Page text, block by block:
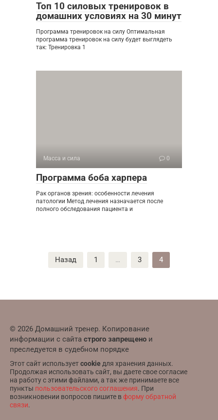
Топ 10 силовых тренировок в
домашних условиях на 30 минут
Программа тренировок на силу Оптимальная
программа тренировок на силу будет выглядеть
так: Тренировка 1
Масса и сила 0
Программа боба харпера
Рак органов зрения: особенности лечения
патологии Метод лечения назначается после
полного обследования пациента и
Назад 1 … 3 4
© 2026 Домашний тренер. Копирование
информации с сайта строго запрещено и
преследуется в судебном порядке
Этот сайт используетcookie для хранения данных.
Продолжая использовать сайт, вы даете свое согласие
на работу с этими файлами, а так же принимаете все
пункты пользовательского соглашения. При
возникновении вопросов пишите вформу обратной
связи.